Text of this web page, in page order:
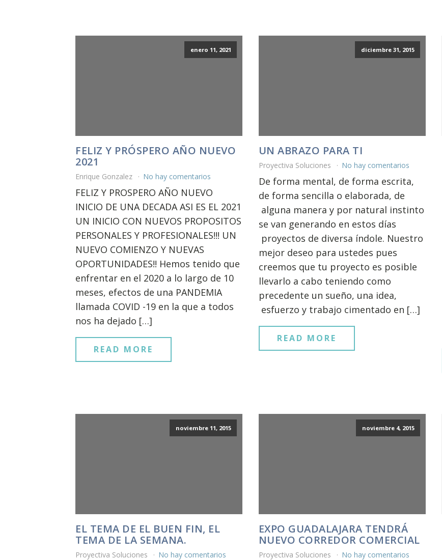
enero 11, 2021
FELIZ Y PRÓSPERO AÑO NUEVO
2021
Enrique Gonzalez No hay comentarios
FELIZ Y PROSPERO AÑO NUEVO
INICIO DE UNA DECADA ASI ES EL 2021
UN INICIO CON NUEVOS PROPOSITOS
PERSONALES Y PROFESIONALES!!! UN
NUEVO COMIENZO Y NUEVAS
OPORTUNIDADES!! Hemos tenido que
enfrentar en el 2020 a lo largo de 10
meses, efectos de una PANDEMIA
llamada COVID -19 en la que a todos
nos ha dejado […]
READ MORE
diciembre 31, 2015
UN ABRAZO PARA TI
Proyectiva Soluciones No hay comentarios
De forma mental, de forma escrita,
de forma sencilla o elaborada, de
alguna manera y por natural instinto
se van generando en estos días
proyectos de diversa índole. Nuestro
mejor deseo para ustedes pues
creemos que tu proyecto es posible
llevarlo a cabo teniendo como
precedente un sueño, una idea,
esfuerzo y trabajo cimentado en […]
READ MORE
noviembre 11, 2015
EL TEMA DE EL BUEN FIN, EL
TEMA DE LA SEMANA.
Proyectiva Soluciones No hay comentarios
noviembre 4, 2015
EXPO GUADALAJARA TENDRÁ
NUEVO CORREDOR COMERCIAL
Proyectiva Soluciones No hay comentarios